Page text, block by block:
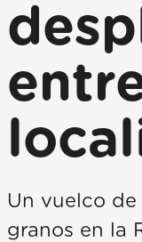
Un vuelco
granos en la